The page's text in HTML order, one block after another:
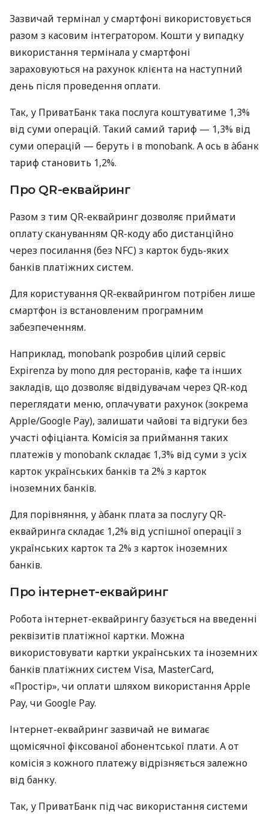
Зазвичай термінал у смартфоні використовується
разом з касовим інтегратором. Кошти у випадку
використання термінала у смартфоні
зараховуються на рахунок клієнта на наступний
день після проведення оплати.
Так, у ПриватБанк така послуга коштуватиме 1,3%
від суми операцій. Такий самий тариф — 1,3% від
суми операцій — беруть і в monobank. А ось в àбанк
тариф становить 1,2%.
Про QR-еквайринг
Разом з тим QR-еквайринг дозволяє приймати
оплату скануванням QR-коду або дистанційно
через посилання (без NFC) з карток будь-яких
банків платіжних систем.
Для користування QR-еквайрингом потрібен лише
смартфон із встановленим програмним
забезпеченням.
Наприклад, monobank розробив цілий сервіс
Expirenza by mono для ресторанів, кафе та інших
закладів, що дозволяє відвідувачам через QR-код
переглядати меню, оплачувати рахунок (зокрема
Apple/Google Pay), залишати чайові та відгуки без
участі офіціанта. Комісія за приймання таких
платежів у monobank складає 1,3% від суми з усіх
карток українських банків та 2% з карток
іноземних банків.
Для порівняння, у àбанк плата за послугу QR-
еквайринга складає 1,2% від успішної операції з
українських карток та 2% з карток іноземних
банків.
Про інтернет-еквайринг
Робота інтернет-еквайрингу базується на введенні
реквізитів платіжної картки. Можна
використовувати картки українських та іноземних
банків платіжних систем Visa, MasterCard,
«Простір», чи оплати шляхом використання Apple
Pay, чи Google Pay.
Інтернет-еквайринг зазвичай не вимагає
щомісячної фіксованої абонентської плати. А от
комісія з кожного платежу відрізняється залежно
від банку.
Так, у ПриватБанк під час використання системи